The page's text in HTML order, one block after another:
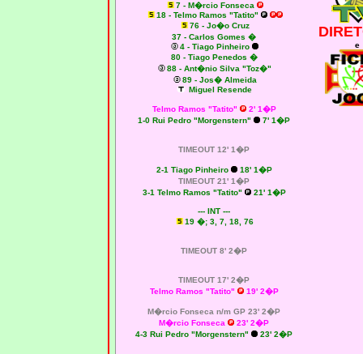
7 - M�rcio Fonseca
18 - Telmo Ramos "Tatito"
76 - Jo�o Cruz
37 - Carlos Gomes �
4 - Tiago Pinheiro
80 - Tiago Penedos �
88 - Ant�nio Silva "Toz�"
89 - Jos� Almeida
Miguel Resende
Telmo Ramos "Tatito"
2' 1�P
1-0 Rui Pedro "Morgenstern"
7' 1�P
TIMEOUT 12' 1�P
2-1 Tiago Pinheiro
18' 1�P
TIMEOUT 21' 1�P
3-1 Telmo Ramos "Tatito"
21' 1�P
--- INT ---
19 �; 3, 7, 18, 76
TIMEOUT 8' 2�P
TIMEOUT 17' 2�P
Telmo Ramos "Tatito"
19' 2�P
M�rcio Fonseca n/m GP 23' 2�P
M�rcio Fonseca
23' 2�P
4-3 Rui Pedro "Morgenstern"
23' 2�P
e